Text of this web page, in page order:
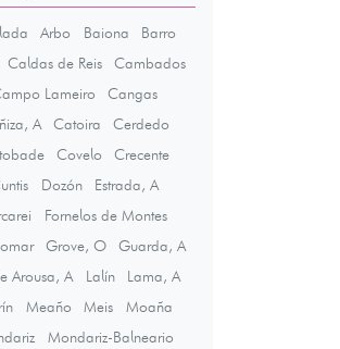
Arbo Baiona
Barro
Caldas de Reis
Cambados
Lameiro
Cangas
A
Catoira
Cerdedo
Covelo
Crecente
Dozón
Estrada, A
Fornelos de Montes
Grove, O
Guarda, A
Arousa, A
Lalín
Lama, A
Meaño Meis
Moaña
Mondariz-Balneario